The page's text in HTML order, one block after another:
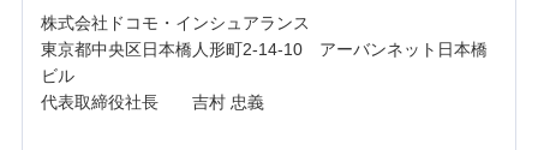
株式会社ドコモ・インシュアランス
東京都中央区日本橋人形町2-14-10 アーバンネット日本橋
ビル
代表取締役社長 吉村 忠義